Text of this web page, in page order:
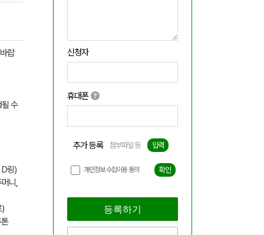
신청자
휴대폰
추가 등록 첨부파일 등 입력
개인정보 수집이용 동의 확인
등록하기
랍
수
링)
니,
)